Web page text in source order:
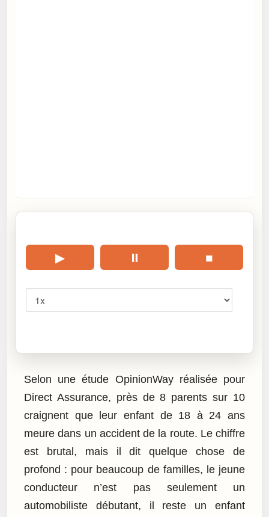
▶ ⏸ ■
Selon une étude OpinionWay réalisée pour
Direct Assurance, près de 8 parents sur 10
craignent que leur enfant de 18 à 24 ans
meure dans un accident de la route. Le chiffre
est brutal, mais il dit quelque chose de
profond : pour beaucoup de familles, le jeune
conducteur n’est pas seulement un
automobiliste débutant, il reste un enfant